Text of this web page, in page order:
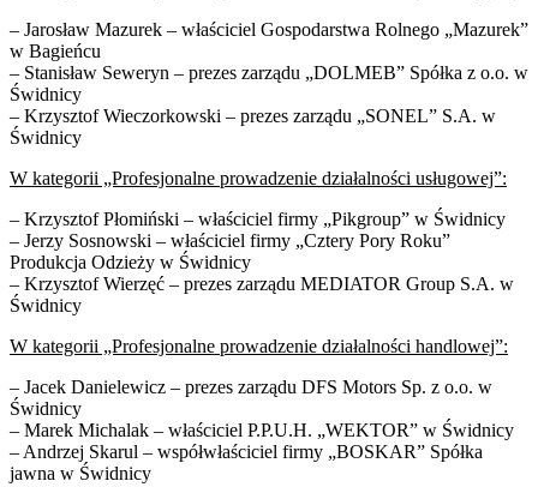
– Jarosław Mazurek – właściciel Gospodarstwa Rolnego „Mazurek”
w Bagieńcu
– Stanisław Seweryn – prezes zarządu „DOLMEB” Spółka z o.o. w
Świdnicy
– Krzysztof Wieczorkowski – prezes zarządu „SONEL” S.A. w
Świdnicy
W kategorii „Profesjonalne prowadzenie działalności usługowej”:
– Krzysztof Płomiński – właściciel firmy „Pikgroup” w Świdnicy
– Jerzy Sosnowski – właściciel firmy „Cztery Pory Roku”
Produkcja Odzieży w Świdnicy
– Krzysztof Wierzęć – prezes zarządu MEDIATOR Group S.A. w
Świdnicy
W kategorii „Profesjonalne prowadzenie działalności handlowej”:
– Jacek Danielewicz – prezes zarządu DFS Motors Sp. z o.o. w
Świdnicy
– Marek Michalak – właściciel P.P.U.H. „WEKTOR” w Świdnicy
– Andrzej Skarul – współwłaściciel firmy „BOSKAR” Spółka
jawna w Świdnicy